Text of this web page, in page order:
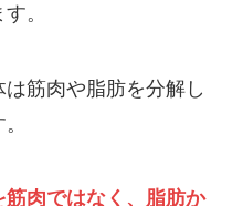
。
筋肉や脂肪を分解し
肉ではなく、脂肪か